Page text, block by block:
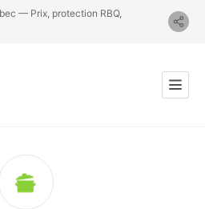
— Prix, protection RBQ,